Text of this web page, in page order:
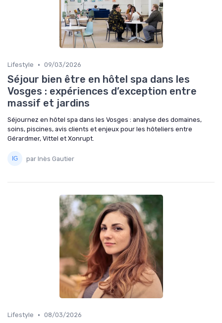
Lifestyle • 09/03/2026
Séjour bien être en hôtel spa dans les
Vosges : expériences d’exception entre
massif et jardins
Séjournez en hôtel spa dans les Vosges : analyse des domaines,
soins, piscines, avis clients et enjeux pour les hôteliers entre
Gérardmer, Vittel et Xonrupt.
par Inès Gautier
Lifestyle • 08/03/2026